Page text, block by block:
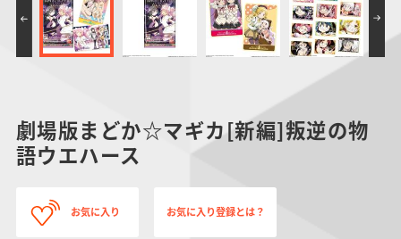
PROJECT R.E.D.・
スーパー戦隊シリー
ズ
ポケットモンスター
サンリオキャラクタ
ーズ
つりグミ SMPシリーズ キャラデコ
劇場版まどか☆マギカ[新編]叛逆の物
語ウエハース
お気に入り お気に入り登録とは？